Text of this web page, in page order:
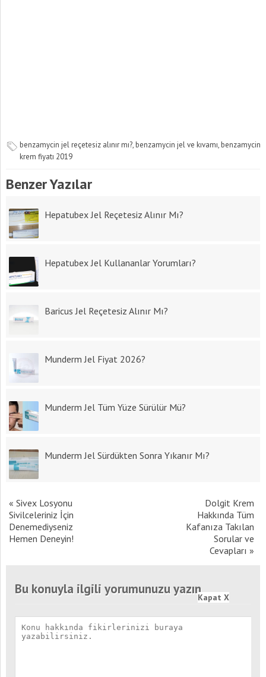
benzamycin jel reçetesiz alınır mı?,benzamycin jel ve kıvamı,benzamycin
krem fiyatı 2019
Benzer Yazılar
Hepatubex Jel Reçetesiz Alınır Mı?
Hepatubex Jel Kullananlar Yorumları?
Baricus Jel Reçetesiz Alınır Mı?
Munderm Jel Fiyat 2026?
Munderm Jel Tüm Yüze Sürülür Mü?
Munderm Jel Sürdükten Sonra Yıkanır Mı?
« Sivex Losyonu
Sivilceleriniz İçin
Denemediyseniz
Hemen Deneyin!
Dolgit Krem
Hakkında Tüm
Kafanıza Takılan
Sorular ve
Cevapları »
Bu konuyla ilgili yorumunuzu yazın
Kapat X